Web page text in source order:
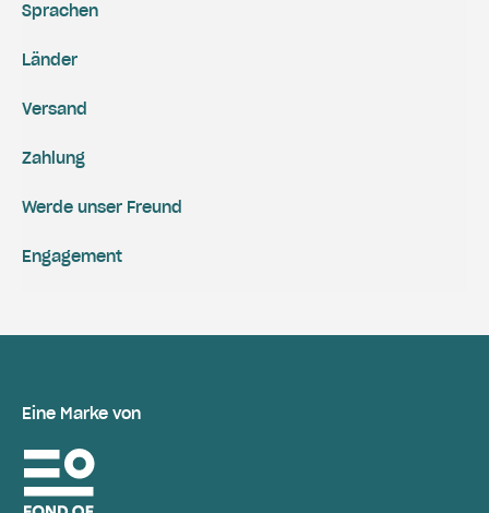
Versand
Zahlung
Engagement
Werde unser Freund
Sprachen
Länder
Eine Marke von